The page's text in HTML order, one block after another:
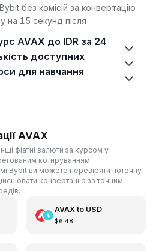
без комісій за конвертацію
на 15 секунд після
AVAX
фіатні валюти за курсом у
котируванням
Bybit ви можете перевіряти поточну
конвертацію за точним
AVAXto USD
$6.48